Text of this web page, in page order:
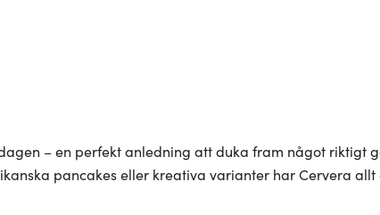
– en perfekt anledning att duka fram något riktigt
pancakes eller kreativa varianter har Cervera